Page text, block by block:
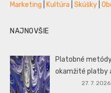
Marketing
Kultúra Skúšky
NAJNOVŠIE
Platobné
okamžité platby
27. 7. 2026